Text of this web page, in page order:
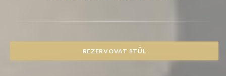
REZERVOVAT STŮL